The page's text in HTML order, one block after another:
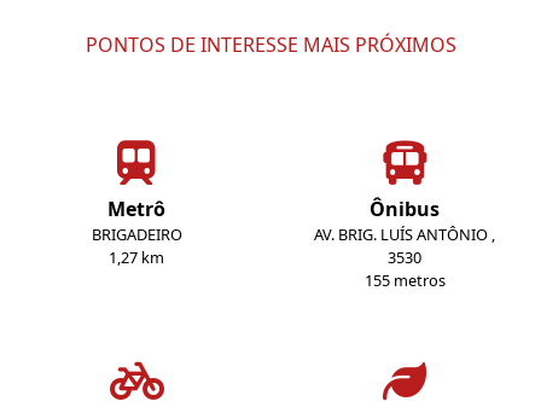
PONTOS DE INTERESSE MAIS PRÓXIMOS
Metrô
BRIGADEIRO
1,27 km
Ônibus
AV. BRIG. LUÍS ANTÔNIO ,
3530
155 metros